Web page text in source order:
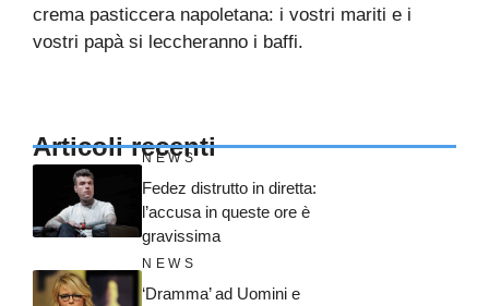
crema pasticcera napoletana: i vostri mariti e i
vostri papà si leccheranno i baffi.
Articoli recenti
NEWS
Fedez distrutto in diretta:
l’accusa in queste ore è
gravissima
NEWS
‘Dramma’ ad Uomini e